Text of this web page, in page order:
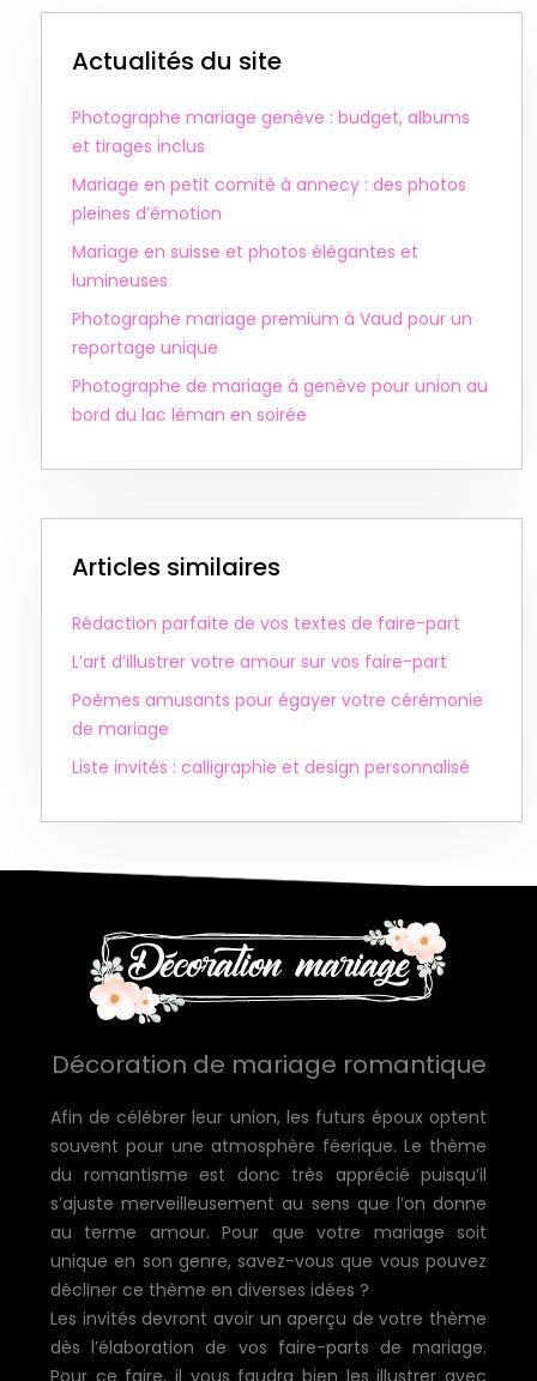
Actualités du site
Photographe mariage genève : budget, albums
et tirages inclus
Mariage en petit comité à annecy : des photos
pleines d’émotion
Mariage en suisse et photos élégantes et
lumineuses
Photographe mariage premium à Vaud pour un
reportage unique
Photographe de mariage à genève pour union au
bord du lac léman en soirée
Articles similaires
Rédaction parfaite de vos textes de faire-part
L’art d’illustrer votre amour sur vos faire-part
Poèmes amusants pour égayer votre cérémonie
de mariage
Liste invités : calligraphie et design personnalisé
Décoration de mariage romantique
Afin de célébrer leur union, les futurs époux optent
souvent pour une atmosphère féerique. Le thème
du romantisme est donc très apprécié puisqu’il
s’ajuste merveilleusement au sens que l’on donne
au terme amour. Pour que votre mariage soit
unique en son genre, savez-vous que vous pouvez
décliner ce thème en diverses idées ?
Les invités devront avoir un aperçu de votre thème
dès l’élaboration de vos faire-parts de mariage.
Pour ce faire, il vous faudra bien les illustrer avec